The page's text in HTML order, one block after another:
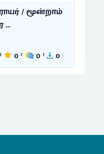
/ மூன்றாம்
...
| 0 | 0 | 0